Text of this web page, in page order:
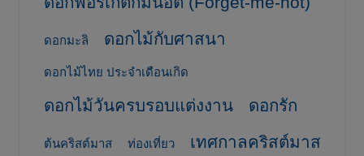
ดอกมะลิ ดอกไม้กับศาสนา
ดอกไม้ไทย ประจำเดือนเกิด
ดอกไม้วันครบรอบแต่งงาน ดอกรัก
ต้นคริสต์มาส ท่องเที่ยว เทศกาลคริสต์มาส